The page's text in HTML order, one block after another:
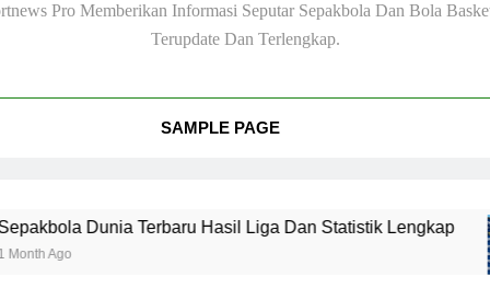
Sepakbola Dunia
Pro Memberikan Informasi Seputar Sepakbola Dan Bola
Terupdate Dan Terlengkap.
SAMPLE PAGE
Terbaru Hasil Liga Dan Statistik Lengkap